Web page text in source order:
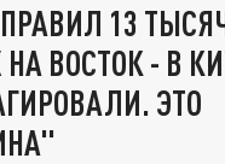
13
ВОСТОК - В
ЭТО